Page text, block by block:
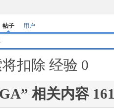
帖子 用户
扣除 经验 0
” 相关内容